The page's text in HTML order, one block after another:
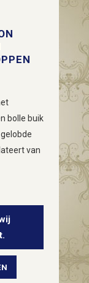
bolle buik
van